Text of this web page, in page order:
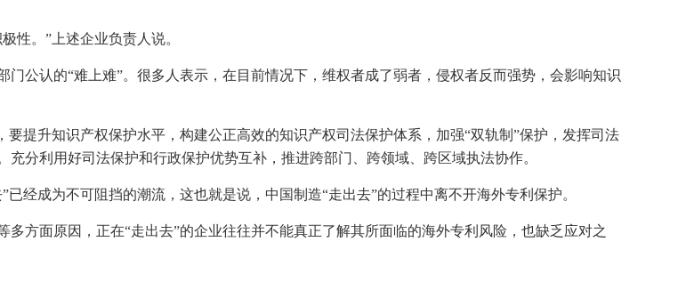
性。”上述企业负责人说。
公认的“难上难”。很多人表示，在目前情况下，维权者成了弱者，侵权者反而强势，会影响知识
提升知识产权保护水平，构建公正高效的知识产权司法保护体系，加强“双轨制”保护，发挥司法
分利用好司法保护和行政保护优势互补，推进跨部门、跨领域、跨区域执法协作。
经成为不可阻挡的潮流，这也就是说，中国制造“走出去”的过程中离不开海外专利保护。
方面原因，正在“走出去”的企业往往并不能真正了解其所面临的海外专利风险，也缺乏应对之